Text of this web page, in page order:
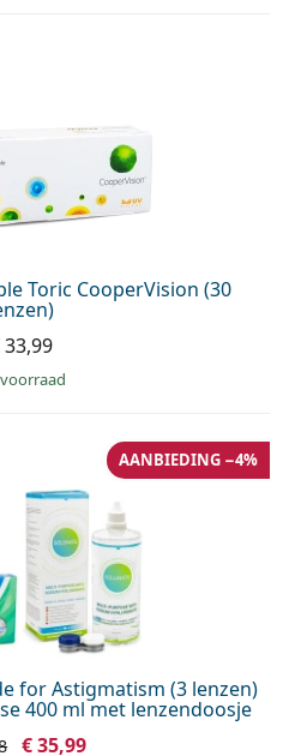
Toric CooperVision (30
33,99
voorraad
for Astigmatism (3 lenzen)
400 ml met lenzendoosje
AANBIEDING −4%
€ 35,99